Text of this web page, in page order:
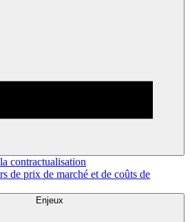
contractualisation
de prix de marché et de coûts de
Enjeux